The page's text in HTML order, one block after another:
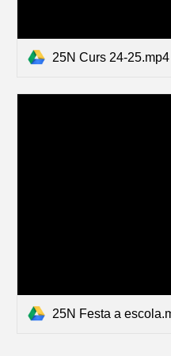
25N Curs 24-25.mp4
25N Festa a